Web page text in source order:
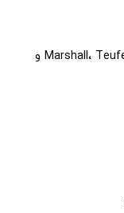
و مدل‌های دیگر از برندهای Marshall، Teufel، MoerLabs و